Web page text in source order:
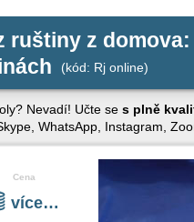
ruštiny z
(kód: Rj online)
Nevadí! Učte se s plně
WhatsApp, Instagram,
Cena
více…